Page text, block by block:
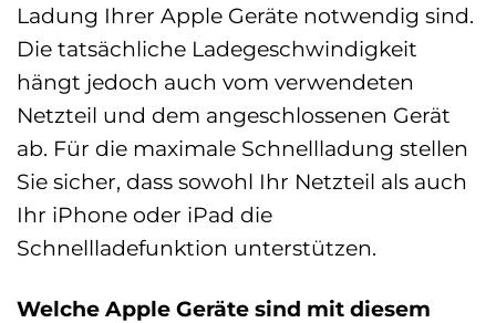
Ladung Ihrer Apple Geräte notwendig sind.
Die tatsächliche Ladegeschwindigkeit
hängt jedoch auch vom verwendeten
Netzteil und dem angeschlossenen Gerät
ab. Für die maximale Schnellladung stellen
Sie sicher, dass sowohl Ihr Netzteil als auch
Ihr iPhone oder iPad die
Schnellladefunktion unterstützen.
Welche Apple Geräte sind mit diesem